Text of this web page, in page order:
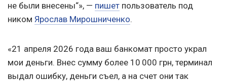
не были внесены“», — пишет пользователь под
ником Ярослав Мирошниченко.
«21 апреля 2026 года ваш банкомат просто украл
мои деньги. Внес сумму более 10 000 грн, терминал
выдал ошибку, деньги съел, а на счет они так